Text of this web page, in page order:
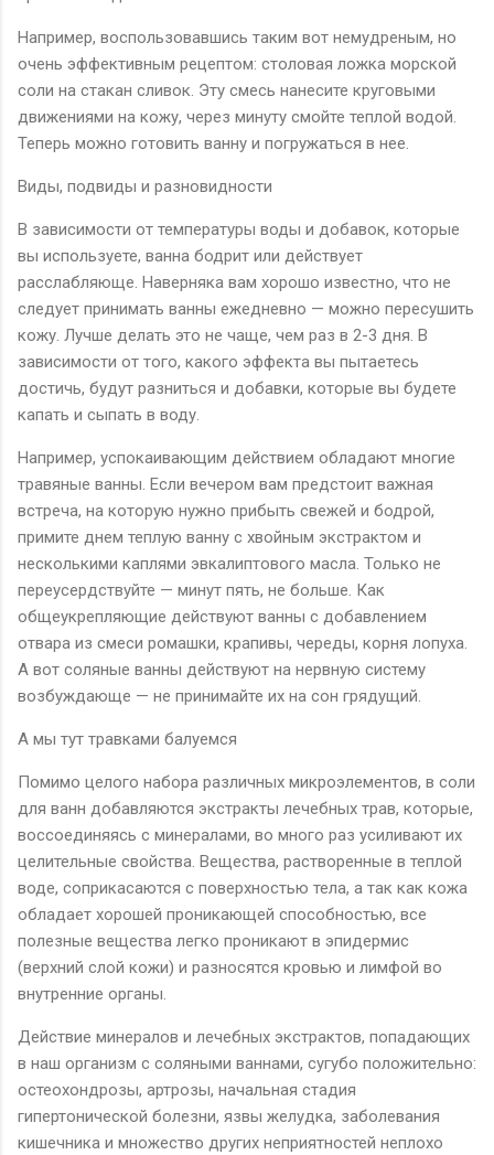
Например, воспользовавшись таким вот немудреным, но
очень эффективным рецептом: столовая ложка морской
соли на стакан сливок. Эту смесь нанесите круговыми
движениями на кожу, через минуту смойте теплой водой.
Теперь можно готовить ванну и погружаться в нее.
Виды, подвиды и разновидности
В зависимости от температуры воды и добавок, которые
вы используете, ванна бодрит или действует
расслабляюще. Наверняка вам хорошо известно, что не
следует принимать ванны ежедневно — можно пересушить
кожу. Лучше делать это не чаще, чем раз в 2-3 дня. В
зависимости от того, какого эффекта вы пытаетесь
достичь, будут разниться и добавки, которые вы будете
капать и сыпать в воду.
Например, успокаивающим действием обладают многие
травяные ванны. Если вечером вам предстоит важная
встреча, на которую нужно прибыть свежей и бодрой,
примите днем теплую ванну с хвойным экстрактом и
несколькими каплями эвкалиптового масла. Только не
переусердствуйте — минут пять, не больше. Как
общеукрепляющие действуют ванны с добавлением
отвара из смеси ромашки, крапивы, череды, корня лопуха.
А вот соляные ванны действуют на нервную систему
возбуждающе — не принимайте их на сон грядущий.
А мы тут травками балуемся
Помимо целого набора различных микроэлементов, в соли
для ванн добавляются экстракты лечебных трав, которые,
воссоединяясь с минералами, во много раз усиливают их
целительные свойства. Вещества, растворенные в теплой
воде, соприкасаются с поверхностью тела, а так как кожа
обладает хорошей проникающей способностью, все
полезные вещества легко проникают в эпидермис
(верхний слой кожи) и разносятся кровью и лимфой во
внутренние органы.
Действие минералов и лечебных экстрактов, попадающих
в наш организм с соляными ваннами, сугубо положительно:
остеохондрозы, артрозы, начальная стадия
гипертонической болезни, язвы желудка, заболевания
кишечника и множество других неприятностей неплохо